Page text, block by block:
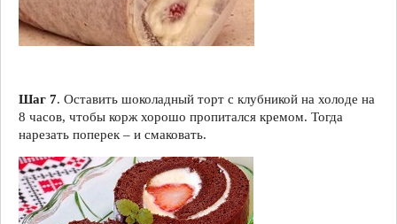
Шаг 7. Оставить шоколадный торт с клубникой на холоде на
8 часов, чтобы корж хорошо пропитался кремом. Тогда
нарезать поперек – и смаковать.